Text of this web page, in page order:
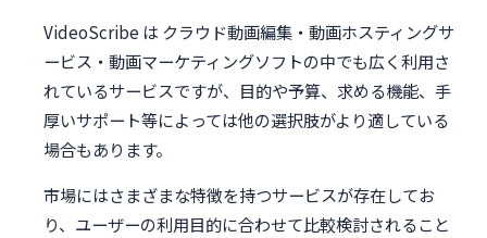
VideoScribe は クラウド動画編集・動画ホスティングサ
ービス・動画マーケティングソフトの中でも広く利用さ
れているサービスですが、目的や予算、求める機能、手
厚いサポート等によっては他の選択肢がより適している
場合もあります。
市場にはさまざまな特徴を持つサービスが存在してお
り、ユーザーの利用目的に合わせて比較検討されること